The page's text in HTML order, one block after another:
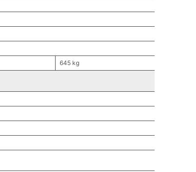
645 kg